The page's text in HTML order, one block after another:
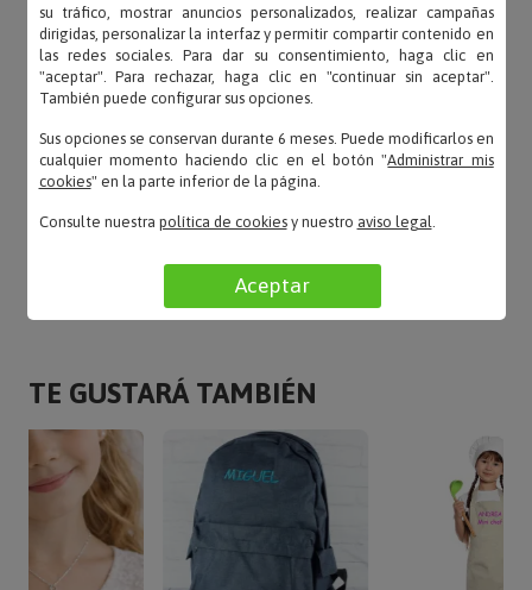
Valentina – 02/04/2025
«El resultado de la personalización perfecto. Y el
producto ha llegado en perfecto estado.»
TE GUSTARÁ TAMBIÉN
su tráfico, mostrar anuncios personalizados, realizar campañas
dirigidas, personalizar la interfaz y permitir compartir contenido en
las redes sociales. Para dar su consentimiento, haga clic en
"aceptar". Para rechazar, haga clic en "continuar sin aceptar".
También puede configurar sus opciones.
Sus opciones se conservan durante 6 meses. Puede modificarlos en
cualquier momento haciendo clic en el botón "Administrar mis
cookies" en la parte inferior de la página.
Consulte nuestra política de cookiesy nuestro aviso legal
Aceptar